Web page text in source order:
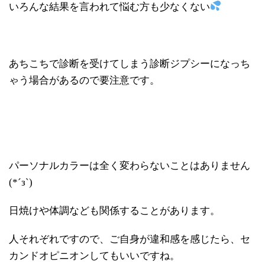
いろんな結果を言われて悩む方も少なくない
あちこちで診断を受けてしまう診断ジプシーになっち
ゃう場合があるので要注意です。
パーソナルカラーは全く変わらないことはありません
(*´з`)
日焼けや体調なども関係することがあります。
人それぞれですので、ご自身が違和感を感じたら、セ
カンドオピニオンしてもいいですね。